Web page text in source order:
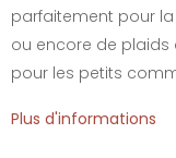
parfaitement pour
ou encore de plaids
pour les petits
Plus d'informations